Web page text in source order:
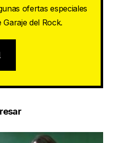
ofertas especiales
del Rock.